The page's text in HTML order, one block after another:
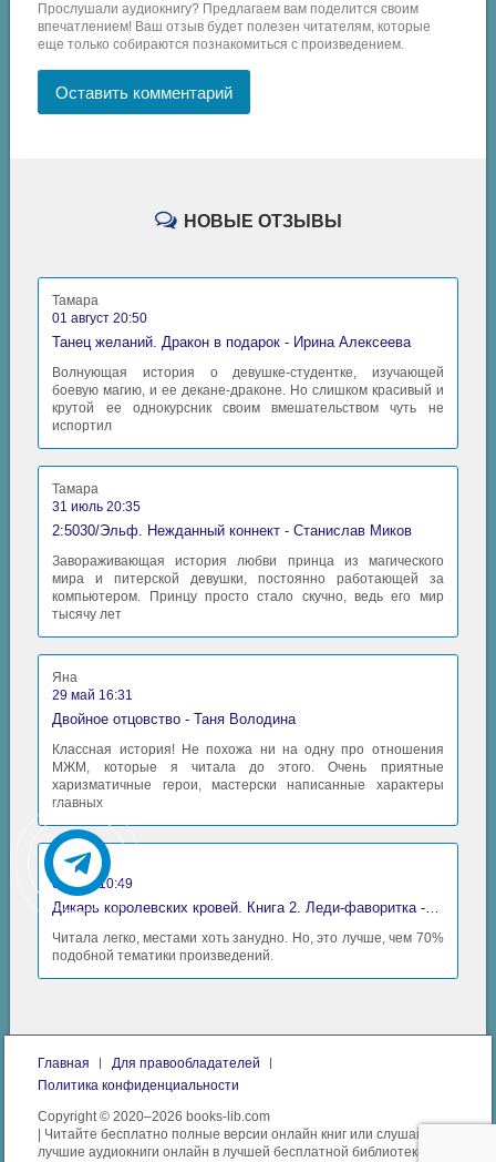
Прослушали аудиокнигу? Предлагаем вам поделится своим
впечатлением! Ваш отзыв будет полезен читателям, которые
еще только собираются познакомиться с произведением.
Оставить комментарий
НОВЫЕ ОТЗЫВЫ
Тамара
01 август 20:50
Танец желаний. Дракон в подарок - Ирина Алексеева
Волнующая история о девушке-студентке, изучающей
боевую магию, и ее декане-драконе. Но слишком красивый и
крутой ее однокурсник своим вмешательством чуть не
испортил
Тамара
31 июль 20:35
2:5030/Эльф. Нежданный коннект - Станислав Миков
Завораживающая история любви принца из магического
мира и питерской девушки, постоянно работающей за
компьютером. Принцу просто стало скучно, ведь его мир
тысячу лет
Яна
29 май 16:31
Двойное отцовство - Таня Володина
Классная история! Не похожа ни на одну про отношения
МЖМ, которые я читала до этого. Очень приятные
харизматичные герои, мастерски написанные характеры
главных
Аида
06 май 10:49
Дикарь королевских кровей. Книга 2. Леди-фаворитка - Анна Сергеевна Гаврилова
Читала легко, местами хоть занудно. Но, это лучше, чем 70%
подобной тематики произведений.
Главная
Для правообладателей
Политика конфиденциальности
Copyright © 2020–2026 books-lib.com
| Читайте бесплатно полные версии онлайн книг или слушайте
лучшие аудиокниги онлайн в лучшей бесплатной библиотеке.